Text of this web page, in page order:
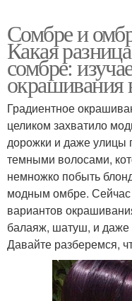
Сомбре и
Какая
сомбре:
окрашивания
Градиентное
целиком захватило
дорожки и даже улицы
темными волосами,
немножко побыть
модным омбре. Сейчас
вариантов
балаяж, шатуш, и даже
Давайте разберемся,